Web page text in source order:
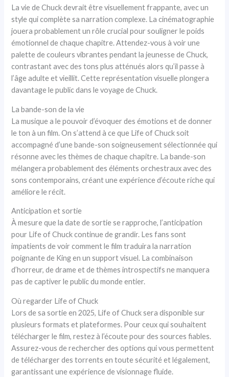
La vie de Chuck devrait être visuellement frappante, avec un
style qui complète sa narration complexe. La cinématographie
jouera probablement un rôle crucial pour souligner le poids
émotionnel de chaque chapitre. Attendez-vous à voir une
palette de couleurs vibrantes pendant la jeunesse de Chuck,
contrastant avec des tons plus atténués alors qu’il passe à
l’âge adulte et vieillit. Cette représentation visuelle plongera
davantage le public dans le voyage de Chuck.
La bande-son de la vie
La musique a le pouvoir d’évoquer des émotions et de donner
le ton à un film. On s’attend à ce que Life of Chuck soit
accompagné d’une bande-son soigneusement sélectionnée qui
résonne avec les thèmes de chaque chapitre. La bande-son
mélangera probablement des éléments orchestraux avec des
sons contemporains, créant une expérience d’écoute riche qui
améliore le récit.
Anticipation et sortie
À mesure que la date de sortie se rapproche, l’anticipation
pour Life of Chuck continue de grandir. Les fans sont
impatients de voir comment le film traduira la narration
poignante de King en un support visuel. La combinaison
d’horreur, de drame et de thèmes introspectifs ne manquera
pas de captiver le public du monde entier.
Où regarder Life of Chuck
Lors de sa sortie en 2025, Life of Chuck sera disponible sur
plusieurs formats et plateformes. Pour ceux qui souhaitent
télécharger le film, restez à l’écoute pour des sources fiables.
Assurez-vous de rechercher des options qui vous permettent
de télécharger des torrents en toute sécurité et légalement,
garantissant une expérience de visionnage fluide.